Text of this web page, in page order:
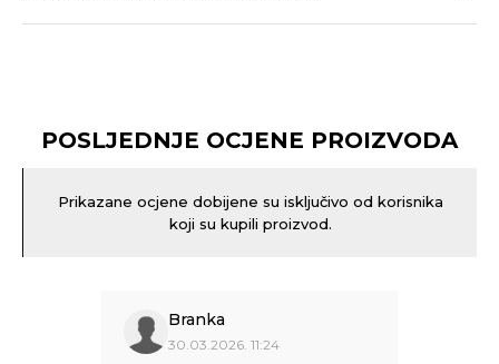
POSLJEDNJE OCJENE PROIZVODA
Prikazane ocjene dobijene su isključivo od korisnika
koji su kupili proizvod.
Branka
30.03.2026. 11:24